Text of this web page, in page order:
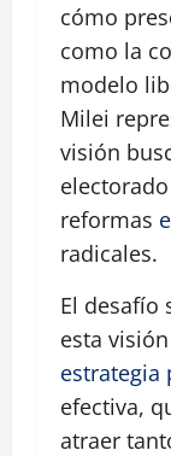
cómo
como la
modelo
Milei
visión
reformas
radicales.
El desafío
esta
estrategia
efectiva,
atraer